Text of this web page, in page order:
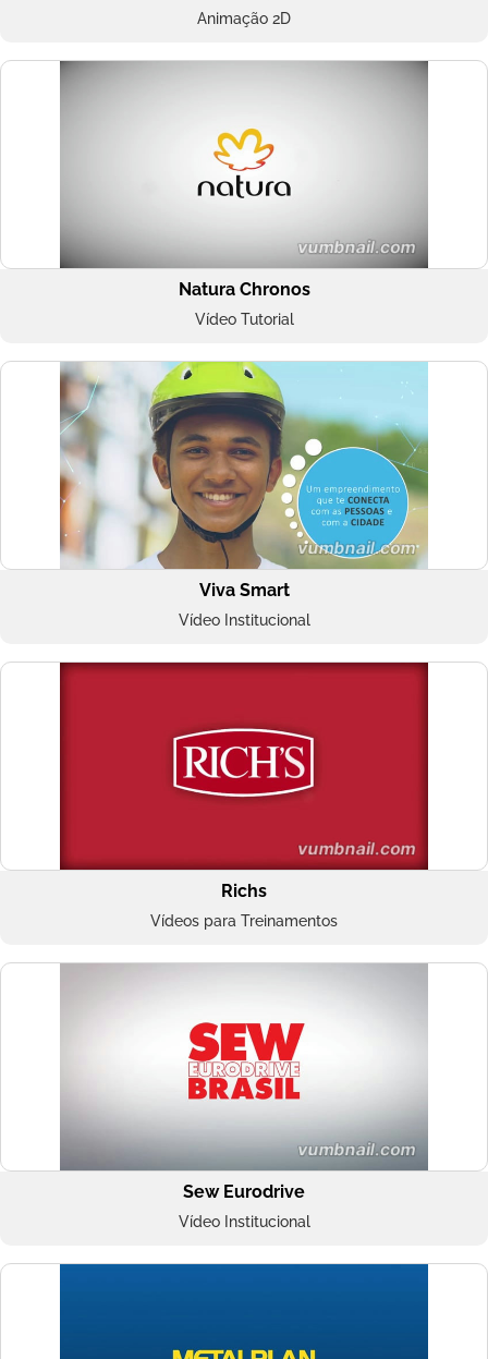
Animação 2D
Natura Chronos
Vídeo Tutorial
Viva Smart
Vídeo Institucional
Richs
Vídeos para Treinamentos
Sew Eurodrive
Vídeo Institucional